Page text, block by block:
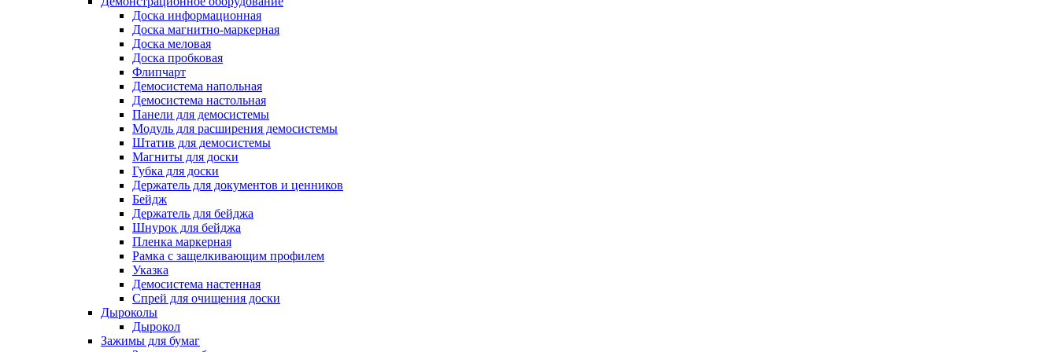
Доска информационная
Доска магнитно-маркерная
Доска меловая
Доска пробковая
Флипчарт
Демосистема напольная
Демосистема настольная
Панели для демосистемы
Модуль для расширения демосистемы
Штатив для демосистемы
Магниты для доски
Губка для доски
Держатель для документов и ценников
Бейдж
Держатель для бейджа
Шнурок для бейджа
Пленка маркерная
Рамка с защелкивающим профилем
Указка
Демосистема настенная
Спрей для очищения доски
Дыроколы
Дырокол
Зажимы для бумаг